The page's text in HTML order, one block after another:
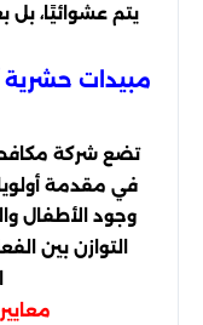
يتم عشوائيًا،
مبيدات حشرية
تضع شركة
في مقدمة
وجود الأطفال
التوازن بين